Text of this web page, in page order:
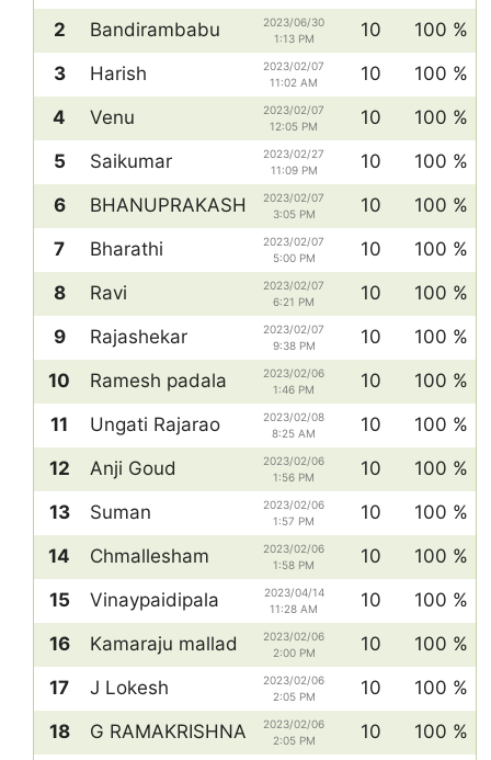
2 Bandirambabu
2023/06/30
1:13 PM
10
100 %
3
Harish
2023/02/07
11:02 AM
10
100 %
4
Venu
2023/02/07
12:05 PM
10
100 %
5
Saikumar
2023/02/27
11:09 PM
10
100 %
6
BHANUPRAKASH
2023/02/07
3:05 PM
10
100 %
7
Bharathi
2023/02/07
5:00 PM
10
100 %
8
Ravi
2023/02/07
6:21 PM
10
100 %
9
Rajashekar
2023/02/07
9:38 PM
10
100 %
10
Ramesh padala
2023/02/06
1:46 PM
10
100 %
11
Ungati Rajarao
2023/02/08
8:25 AM
10
100 %
12
Anji Goud
2023/02/06
1:56 PM
10
100 %
13
Suman
2023/02/06
1:57 PM
10
100 %
14
Chmallesham
2023/02/06
1:58 PM
10
100 %
15
Vinaypaidipala
2023/04/14
11:28 AM
10
100 %
16
Kamaraju mallad
2023/02/06
2:00 PM
10
100 %
17
J Lokesh
2023/02/06
2:05 PM
10
100 %
18
G RAMAKRISHNA
2023/02/06
2:05 PM
10
100 %